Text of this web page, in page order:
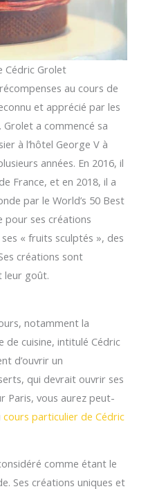
Cédric Grolet
au cours de
et apprécié par les
a commencé sa
à l’hôtel George V à
années. En 2016, il
France, et en 2018, il a
par le World’s 50 Best
pour ses créations
« fruits sculptés », des
créations sont
leur goût.
notamment la
de cuisine, intitulé Cédric
d’ouvrir un
qui devrait ouvrir ses
Paris, vous aurez peut-
cours particulier de Cédric
comme étant le
Ses créations uniques et